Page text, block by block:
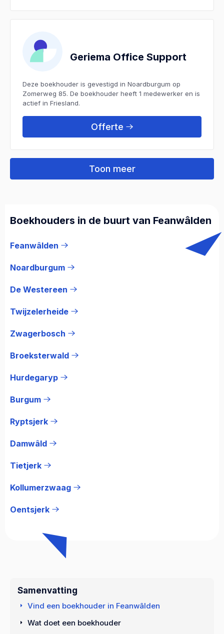
Geriema Office Support
Deze boekhouder is gevestigd in Noardburgum op
Zomerweg 85. De boekhouder heeft 1 medewerker en is
actief in Friesland.
Offerte
Toon meer
Boekhouders in de buurt van Feanwâlden
Feanwâlden
Noardburgum
De Westereen
Twijzelerheide
Zwagerbosch
Broeksterwald
Hurdegaryp
Burgum
Ryptsjerk
Damwâld
Tietjerk
Kollumerzwaag
Oentsjerk
Samenvatting
Vind een boekhouder in Feanwâlden
Wat doet een boekhouder